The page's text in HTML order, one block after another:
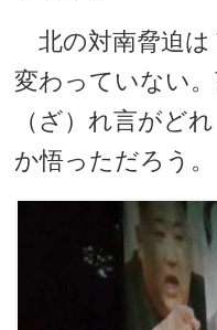
北の対南脅迫は
変わっていない
（ざ）れ言がど
か悟っただろう。